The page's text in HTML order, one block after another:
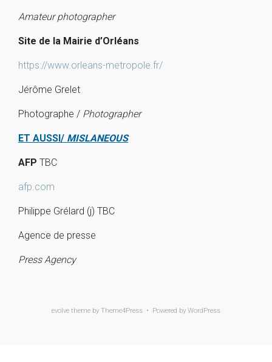
Amateur photographer
Site de la Mairie d’Orléans
https://www.orleans-metropole.fr/
Jérôme Grelet
Photographe / Photographer
ET AUSSI/ MISLANEOUS
AFP TBC
afp.com
Philippe Grélard (j) TBC
Agence de presse
Press Agency
evolve theme by Theme4Press • Powered by WordPress